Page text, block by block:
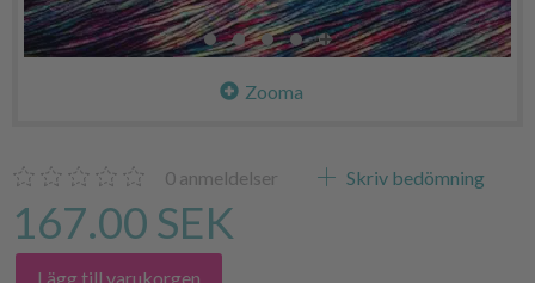
Zooma
0 anmeldelser Skriv bedömning
167.00 SEK
Lägg till varukorgen